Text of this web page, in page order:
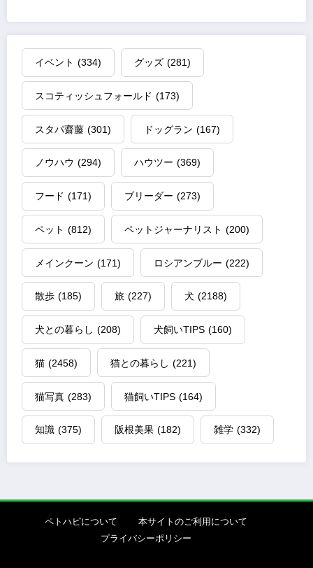
イベント (334) グッズ (281)
スコティッシュフォールド (173)
スタパ齋藤 (301) ドッグラン (167)
ノウハウ (294) ハウツー (369)
フード (171) ブリーダー (273)
ペット (812) ペットジャーナリスト (200)
メインクーン (171) ロシアンブルー (222)
散歩 (185) 旅 (227) 犬 (2188)
犬との暮らし (208) 犬飼いTIPS (160)
猫 (2458) 猫との暮らし (221)
猫写真 (283) 猫飼いTIPS (164)
知識 (375) 阪根美果 (182) 雑学 (332)
ペトハピについて
本サイトのご利用について
プライバシーポリシー